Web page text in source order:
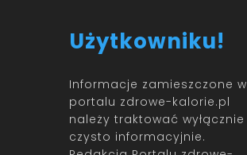
Użytkowniku!
Informacje zamieszczone w
portalu zdrowe-kalorie.pl
należy traktować wyłącznie
czysto informacyjnie.